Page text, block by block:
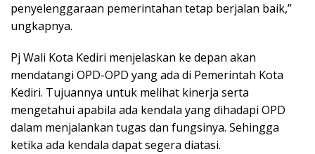
penyelenggaraan pemerintahan tetap berjalan baik,”
ungkapnya.
Pj Wali Kota Kediri menjelaskan ke depan akan
mendatangi OPD-OPD yang ada di Pemerintah Kota
Kediri. Tujuannya untuk melihat kinerja serta
mengetahui apabila ada kendala yang dihadapi OPD
dalam menjalankan tugas dan fungsinya. Sehingga
ketika ada kendala dapat segera diatasi.